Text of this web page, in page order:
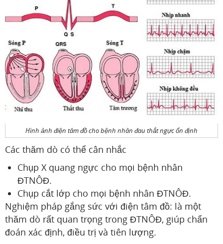
Hình ảnh điện tâm đồ cho bệnh nhân đau thắt ngực ổn định
Các thăm dò có thể cân nhắc
Chụp X quang ngực cho mọi bệnh nhân
ĐTNÔĐ.
Chụp cắt lớp cho mọi bệnh nhân ĐTNÔĐ.
Nghiệm pháp gắng sức với điện tâm đồ: là một
thăm dò rất quan trọng trong ĐTNÔĐ, giúp chẩn
đoán xác định, điều trị và tiên lượng.